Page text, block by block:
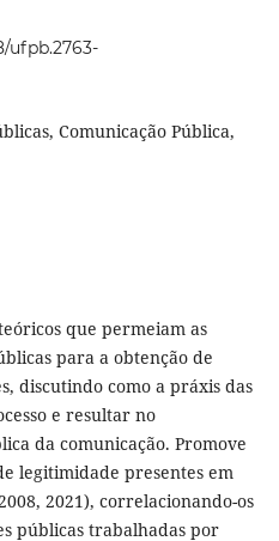
ufpb.2763-
Comunicação Pública,
que permeiam as
para a obtenção de
discutindo como a práxis das
e resultar no
da comunicação. Promove
legitimidade presentes em
2021), correlacionando-os
públicas trabalhadas por